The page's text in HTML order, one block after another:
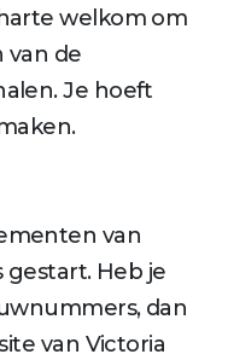
welkom om
van de
Je hoeft
van
gestart. Heb je
dan
van Victoria